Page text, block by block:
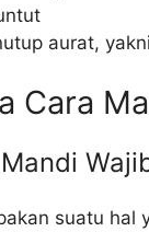
aurat,
Cara
suatu hal